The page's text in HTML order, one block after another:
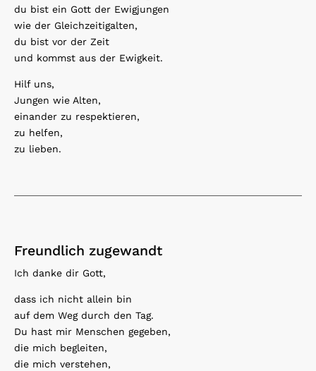
du bist ein Gott der Ewigjungen
wie der Gleichzeitigalten,
du bist vor der Zeit
und kommst aus der Ewigkeit.
Hilf uns,
Jungen wie Alten,
einander zu respektieren,
zu helfen,
zu lieben.
Freundlich zugewandt
Ich danke dir Gott,
dass ich nicht allein bin
auf dem Weg durch den Tag.
Du hast mir Menschen gegeben,
die mich begleiten,
die mich verstehen,